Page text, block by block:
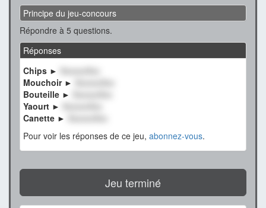
Principe du jeu-concours
Répondre à 5 questions.
Réponses
Chips ►
Mouchoir ►
Bouteille ►
Yaourt ►
Canette ►
Pour voir les réponses de ce jeu, abonnez-vous.
Jeu terminé